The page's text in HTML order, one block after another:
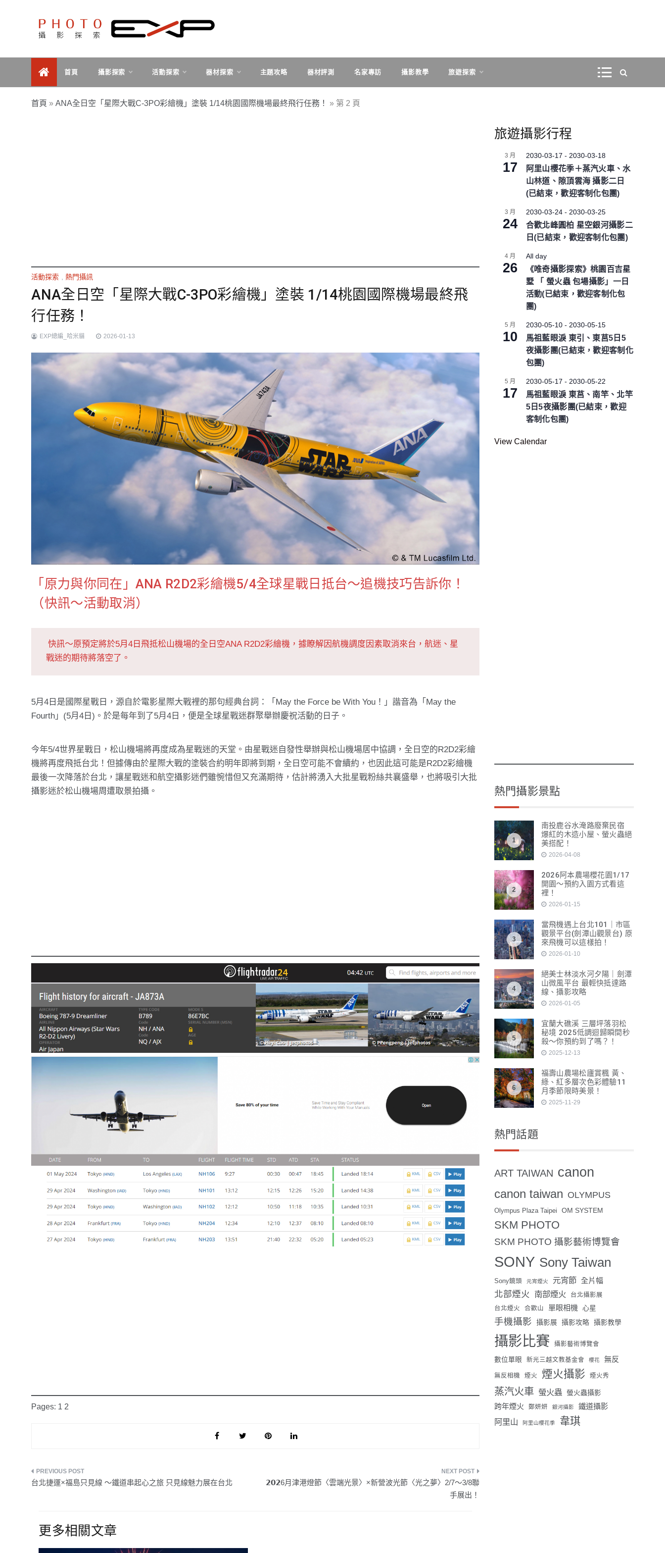
PHOTOEXP攝影探索
首頁 攝影探索 活動探索 器材探索 主題攻略 器材評測 名家專訪 攝影教學 旅遊探索
首頁 »ANA全日空「星際大戰C-3PO彩繪機」塗裝 1/14桃園國際機場最終飛行任務！ » 第 2 頁
活動探索 ,熱門攝訊
ANA全日空「星際大戰C-3PO彩繪機」塗裝 1/14桃園國際機場最終飛
行任務！
EXP總編_哈米貓 2026-01-13
「原力與你同在」ANA R2D2彩繪機5/4全球星戰日抵台～追機技巧告訴你！
（快訊～活動取消）
快訊～原預定將於5月4日飛抵松山機場的全日空ANA R2D2彩繪機，據瞭解因航機調度因素取消來台，航迷、星
戰迷的期待將落空了。
5月4日是國際星戰日，源自於電影星際大戰裡的那句經典台詞：「May the Force be With You！」諧音為「May the
Fourth」(5月4日)。於是每年到了5月4日，便是全球星戰迷群聚舉辦慶祝活動的日子。
今年5/4世界星戰日，松山機場將再度成為星戰迷的天堂。由星戰迷自發性舉辦與松山機場居中協調，全日空的R2D2彩繪
機將再度飛抵台北！但據傳由於星際大戰的塗裝合約明年即將到期，全日空可能不會續約，也因此這可能是R2D2彩繪機
最後一次降落於台北，讓星戰迷和航空攝影迷們雖惋惜但又充滿期待，估計將湧入大批星戰粉絲共襄盛舉，也將吸引大批
攝影迷於松山機場周遭取景拍攝。
Pages: 1 2
文
覽
台北捷運×福島只見線 ～鐵道串起心之旅 只見線魅力展在台北
𝟮𝟬𝟮6月津港燈節〈雲端光景〉×新營波光節〈光之夢〉2/7～3/8聯
手展出！
更多相關文章
旅遊攝影行程
3 月
17
2030-03-17 - 2030-03-18
阿里山櫻花季＋蒸汽火車、水
山林道、隙頂雲海 攝影二日
(已結束，歡迎客制化包團)
3 月
24
2030-03-24- 2030-03-25
合歡北峰圓柏 星空銀河攝影二
日(已結束，歡迎客制化包團)
4 月
26
All day
《唯奇攝影探索》桃園百吉星
墅 「 螢火蟲 包場攝影」一日
活動(已結束，歡迎客制化包
團)
5 月
10
2030-05-10- 2030-05-15
馬祖藍眼淚 東引、東莒5日5
夜攝影團(已結束，歡迎客制化
包團)
5 月
17
2030-05-17 - 2030-05-22
馬祖藍眼淚 東莒、南竿、北竿
5日5夜攝影團(已結束，歡迎
客制化包團)
View Calendar
熱門攝影景點
1
南投鹿谷水淹路廢棄民宿
爆紅的木造小屋、螢火蟲絕
美搭配！
2026-04-08
2
2026阿本農場櫻花園1/17
開園～預約入園方式看這
裡！
2026-01-15
3
當飛機遇上台北101｜市區
觀景平台(劍潭山觀景台) 原
來飛機可以這樣拍！
2026-01-10
4
絕美士林淡水河夕陽｜劍潭
山微風平台 最輕快抵達路
線、攝影攻略
2026-01-05
5
宜蘭大礁溪 三層坪落羽松
秘境 2025低調迴歸瞬間秒
殺～你預約到了嗎？！
2025-12-13
6
福壽山農場松廬賞楓 黃、
綠、紅多層次色彩體驗11
月季節限時美景！
2025-11-29
熱門話題
ART TAIWAN canon
canon taiwan OLYMPUS
Olympus Plaza Taipei OM SYSTEM
SKM PHOTO
SKM PHOTO 攝影藝術博覽會
SONY Sony Taiwan
Sony鏡頭 元宵煙火 元宵節 全片幅
北部煙火 南部煙火
台北攝影展
台北煙火
合歡山 單眼相機 心星
手機攝影 攝影展 攝影攻略 攝影教學
攝影比賽 攝影藝術博覽會
數位單眼 新光三越文教基金會 櫻花 無反
無反相機 煙火 煙火攝影 煙火秀
蒸汽火車 螢火蟲 螢火蟲攝影
跨年煙火 鄭妍妍 銀河攝影 鐵道攝影
阿里山 阿里山櫻花季 韋琪